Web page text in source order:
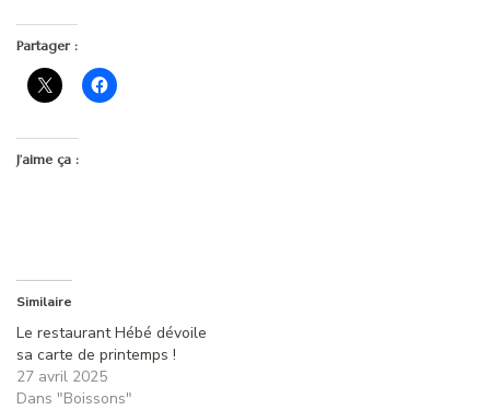
Partager :
J’aime ça :
Similaire
Le restaurant Hébé dévoile
sa carte de printemps !
27 avril 2025
Dans "Boissons"